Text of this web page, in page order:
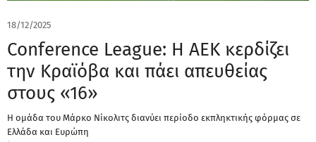
18/12/2025
Conference League: Η ΑΕΚ κερδίζει
την Κραϊόβα και πάει απευθείας
στους «16»
H ομάδα του Μάρκο Νίκολιτς διανύει περίοδο εκπληκτικής φόρμας σε
Ελλάδα και Ευρώπη